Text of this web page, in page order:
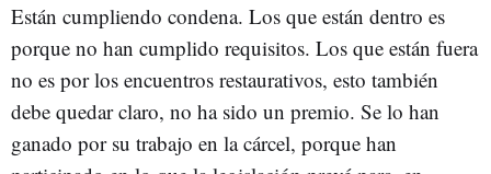
Están cumpliendo condena. Los que están dentro es
porque no han cumplido requisitos. Los que están fuera
no es por los encuentros restaurativos, esto también
debe quedar claro, no ha sido un premio. Se lo han
ganado por su trabajo en la cárcel, porque han